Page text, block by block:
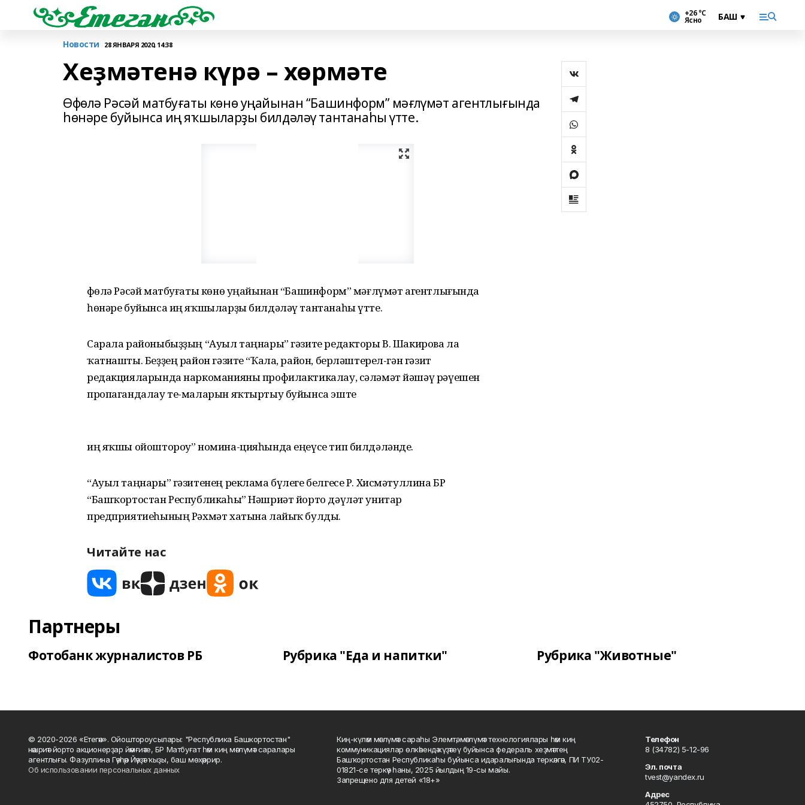
+26 °С
Ясно
Новости 28 ЯНВАРЯ 2020, 14:38
Хеҙмәтенә күрә – хөрмәте
Өфөлә Рәсәй матбуғаты көнө уңайынан “Башинформ” мәғлүмәт агентлығында
һөнәре буйынса иң яҡшыларҙы билдәләү тантанаһы үтте.
Өфөлә Рәсәй матбуғаты көнө уңайынан “Башинформ” мәғлүмәт агентлығында
һөнәре буйынса иң яҡшыларҙы билдәләү тантанаһы үтте.
Сарала районыбыҙҙың “Ауыл таңнары” гәзите редакторы В. Шакирова ла
ҡатнашты. Беҙҙең район гәзите “Ҡала, район, берләштерел-гән гәзит
редакцияларында наркоманияны профилактикалау, сәләмәт йәшәү рәүешен
пропагандалау те-маларын яҡтыртыу буйынса эште
иң яҡшы ойоштороу” номина-цияһында еңеүсе тип билдәләнде.
“Ауыл таңнары” гәзитенең реклама бүлеге белгесе Р. Хисмәтуллина БР
“Башҡортостан Республикаһы” Нәшриәт йорто дәүләт унитар
предприятиеһының Рәхмәт хатына лайыҡ булды.
Читайте нас
Партнеры
Фотобанк журналистов РБ Рубрика "Еда и напитки" Рубрика "Животные"
© 2020-2026 «Етегән». Ойоштороусылары: "Республика Башкортостан"
нәшриәт йорто акционерҙар йәмғиәте, БР Матбуғат һәм киң мәғлүмәт саралары
агентлығы. Фазуллина Гәүһәр Йәүҙәт ҡыҙы, баш мөхәррир.
Об использовании персональных данных
Киң-күләм мәғлүмәт сараһы Элемтә, мәғлүмәт технологиялары һәм киң
коммуникациялар өлкәһендә күҙәтеү буйынса федераль хеҙмәттең
Башҡортостан Республикаһы буйынса идаралығында теркәлгән, ПИ ТУ02-
01821-се теркәү һаны, 2025 йылдың 19-сы майы.
Запрещено для детей «18+»
Телефон
8 (34782) 5-12-96
Эл. почта
tvest@yandex.ru
Адрес